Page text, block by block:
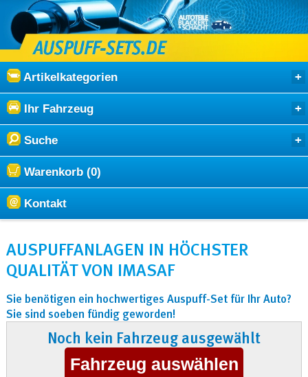
Artikelkategorien
Ihr Fahrzeug
Suche
Warenkorb (0)
Kontakt
AUSPUFFANLAGEN IN HÖCHSTER
QUALITÄT VON IMASAF
Sie benötigen ein hochwertiges Auspuff-Set für Ihr Auto?
Sie sind soeben fündig geworden!
Noch kein Fahrzeug ausgewählt